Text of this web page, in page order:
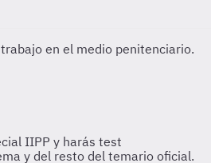
en el medio penitenciario.